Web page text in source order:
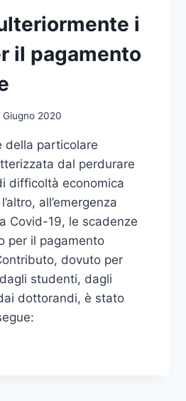
i
il pagamento
Giugno 2020
della particolare
dal perdurare
difficoltà economica
all’emergenza
Covid-19, le scadenze
per il pagamento
dovuto per
studenti, dagli
dottorandi, è stato